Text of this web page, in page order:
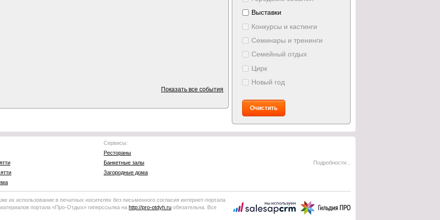
Показать все события
Выставки
Конкурсы и кастинги
Семинары и тренинги
Семейный отдых
Цирк
Новый год
Очистить
Сервисы:
Рестораны
Банкетные залы
Загородные дома
Подробности...
их использование в печатных носителях без письменного согласия интернет-портала
портала «Про-Отдых» гиперссылка на http://pro-otdyh .ru обязательна. Все